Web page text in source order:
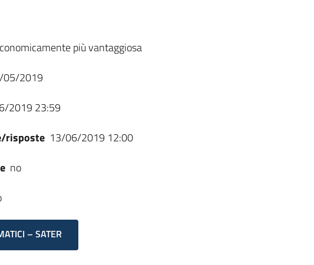
più vantaggiosa
05/2019
2019 23:59
risposte 13/06/2019 12:00
no
– SATER